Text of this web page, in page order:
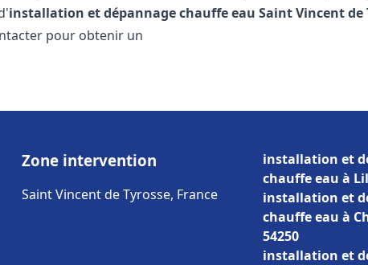
installation et dépannage chauffe eau Saint Vincent de
pour obtenir un
Zone intervention
Saint Vincent de Tyrosse, France
installation et
chauffe eau à
installation et
chauffe eau à
54250
installation et